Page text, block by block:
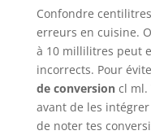
Confondre
erreurs en cuisine.
à 10 millilitres peut
incorrects. Pour
de conversioncl ml.
avant de les
de noter tes